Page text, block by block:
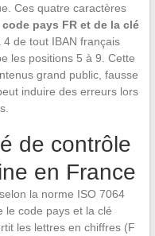
Ces quatre caractères
code pays FR et de la clé
de tout IBAN français
les positions 5 à 9. Cette
grand public, fausse
induire des erreurs lors
de contrôle
en France
la norme ISO 7064
le code pays et la clé
les lettres en chiffres (F